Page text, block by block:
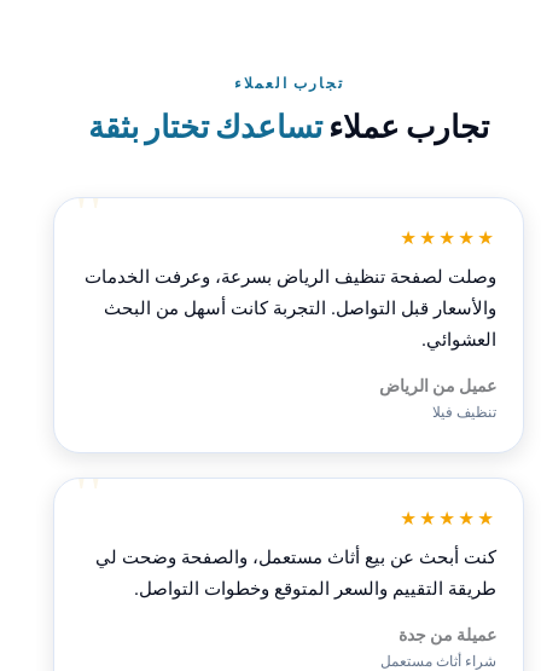
تجارب العملاء
تجارب عملاءتساعدك تختار بثقة
★★★★★
وصلت لصفحة تنظيف الرياض بسرعة، وعرفت الخدمات
والأسعار قبل التواصل. التجربة كانت أسهل من البحث
العشوائي.
عميل من الرياض
تنظيف فيلا
★★★★★
كنت أبحث عن بيع أثاث مستعمل، والصفحة وضحت لي
طريقة التقييم والسعر المتوقع وخطوات التواصل.
عميلة من جدة
شراء أثاث مستعمل